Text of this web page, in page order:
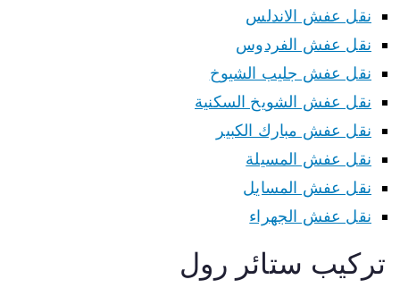
نقل عفش الاندلس
نقل عفش الفردوس
نقل عفش جليب الشيوخ
نقل عفش الشويخ السكنية
نقل عفش مبارك الكبير
نقل عفش المسيلة
نقل عفش المسايل
نقل عفش الجهراء
تركيب ستائر رول